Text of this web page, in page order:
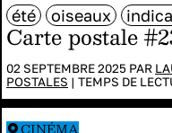
Carte postale
02 SEPTEMBRE 2025 PAR
POSTALES | TEMPS DE
été
oiseaux
CINÉMA